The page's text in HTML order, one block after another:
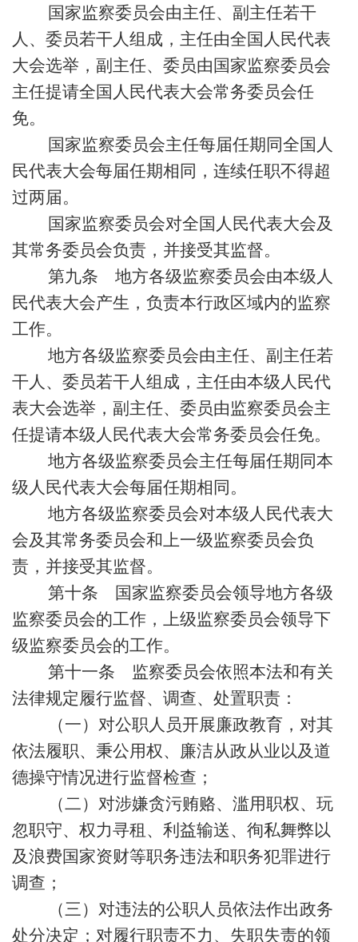
国家监察委员会由主任、副主任若干
人、委员若干人组成，主任由全国人民代表
大会选举，副主任、委员由国家监察委员会
主任提请全国人民代表大会常务委员会任
免。
国家监察委员会主任每届任期同全国人
民代表大会每届任期相同，连续任职不得超
过两届。
国家监察委员会对全国人民代表大会及
其常务委员会负责，并接受其监督。
第九条 地方各级监察委员会由本级人
民代表大会产生，负责本行政区域内的监察
工作。
地方各级监察委员会由主任、副主任若
干人、委员若干人组成，主任由本级人民代
表大会选举，副主任、委员由监察委员会主
任提请本级人民代表大会常务委员会任免。
地方各级监察委员会主任每届任期同本
级人民代表大会每届任期相同。
地方各级监察委员会对本级人民代表大
会及其常务委员会和上一级监察委员会负
责，并接受其监督。
第十条 国家监察委员会领导地方各级
监察委员会的工作，上级监察委员会领导下
级监察委员会的工作。
第十一条 监察委员会依照本法和有关
法律规定履行监督、调查、处置职责：
（一）对公职人员开展廉政教育，对其
依法履职、秉公用权、廉洁从政从业以及道
德操守情况进行监督检查；
（二）对涉嫌贪污贿赂、滥用职权、玩
忽职守、权力寻租、利益输送、徇私舞弊以
及浪费国家资财等职务违法和职务犯罪进行
调查；
（三）对违法的公职人员依法作出政务
处分决定；对履行职责不力、失职失责的领